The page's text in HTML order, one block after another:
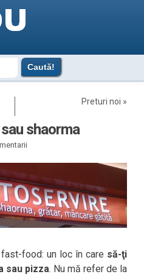
Preturi noi »
shaorma
food: un loc în care să-ţi
sau pizza. Nu mă refer de la